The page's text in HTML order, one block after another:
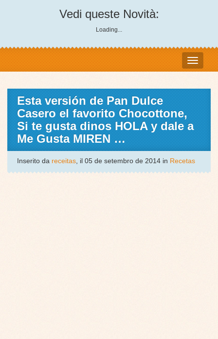
Vedi queste Novità:
Loading...
Esta versión de Pan Dulce
Casero el favorito Chocottone,
Si te gusta dinos HOLA y dale a
Me Gusta MIREN …
Inserito da receitas, il 05 de setembro de 2014 in Recetas